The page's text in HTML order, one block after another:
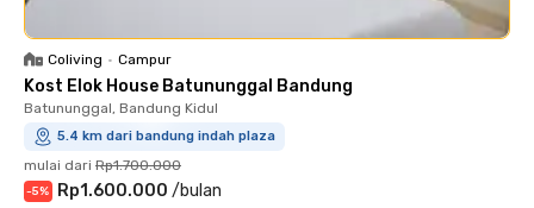
Coliving • Campur
Kost Elok House Batununggal Bandung
Batununggal, Bandung Kidul
5.4 km dari bandung indah plaza
mulai dari Rp1.700.000
-5% Rp1.600.000 /bulan